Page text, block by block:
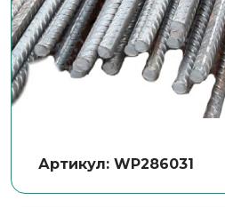
Артикул: WP286031